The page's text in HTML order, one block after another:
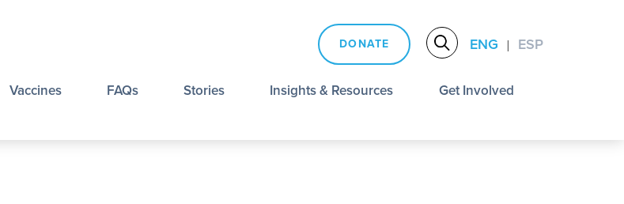
DONATE ENG | ESP
Vaccines FAQs Stories Insights & Resources Get Involved